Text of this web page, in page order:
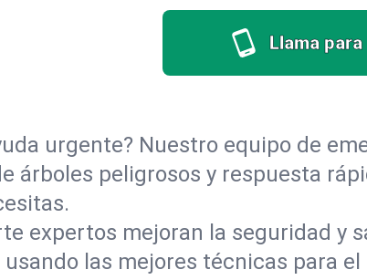
Llama
urgente? Nuestro equipo de
árboles peligrosos y respuesta
expertos mejoran la seguridad y
las mejores técnicas para